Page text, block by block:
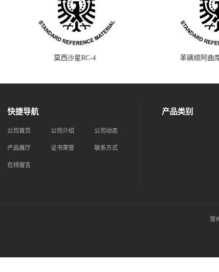
莫西沙星RC-4 苯磺顺阿曲
快捷导航
公司首页 公司介绍 公司动态
产品展厅 证书荣誉 联系方式
在线留言
产品类别
常